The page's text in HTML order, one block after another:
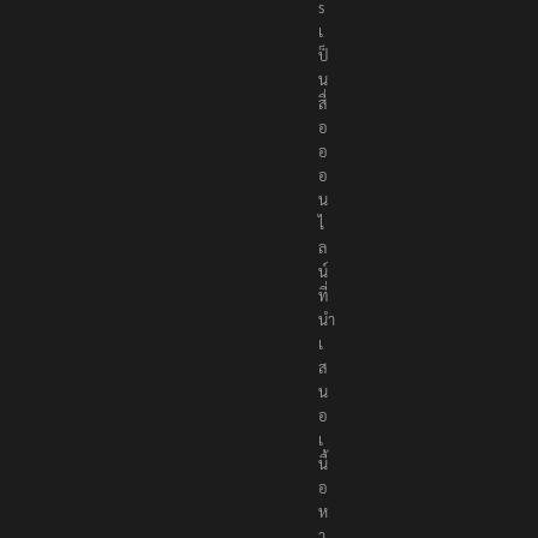
e
r
s
เ
ป็
น
สื่
อ
อ
อ
น
ไ
ล
น์
ที่
นำ
เ
ส
น
อ
เ
นื้